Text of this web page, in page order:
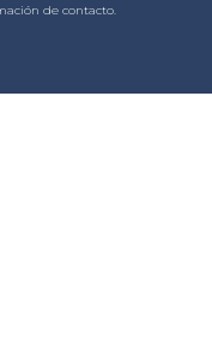
de contacto.